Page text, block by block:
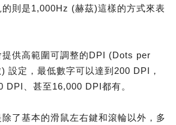
的則是1,000Hz (赫茲)這樣的方式來表
提供高範圍可調整的DPI (Dots per
設定，最低數字可以達到200 DPI，
DPI、甚至16,000 DPI都有。
了基本的滑鼠左右鍵和滾輪以外，多